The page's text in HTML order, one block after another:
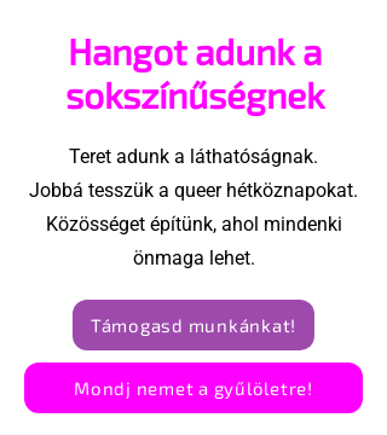
is boldogok
Hangot adunk a
sokszínűségnek
Teret adunk a láthatóságnak.
Jobbá tesszük a queer hétköznapokat.
Közösséget építünk, ahol mindenki
önmaga lehet.
Támogasd munkánkat!
Mondj nemet a gyűlöletre!